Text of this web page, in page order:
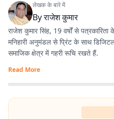
लेखक के बारे में
Byराजेश कुमार
राजेश कुमार सिंह, 19 वर्षों से
मनिहारी अनुमंडल से प्रिंट के साथ डिजिटल
समाजिक क्षेत्र में गहरी रूचि रखते हैं.
Read More